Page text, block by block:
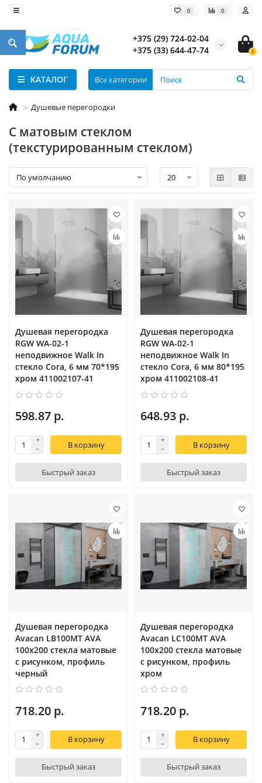
0 0
+375 (29) 724-02-04
+375 (33) 644-47-74
0
КАТАЛОГ Все категории
Душевые перегородки
С матовым стеклом
(текстурированным стеклом)
Душевая перегородка
RGW WA-02-1
неподвижное Walk In
cтекло Cora, 6 мм 70*195
xром 411002107-41
598.87 р.
В корзину
Быстрый заказ
Душевая перегородка
RGW WA-02-1
неподвижное Walk In
cтекло Cora, 6 мм 80*195
xром 411002108-41
648.93 р.
В корзину
Быстрый заказ
Душевая перегородка
Avacan LB100MT AVA
100x200 стекла матовые
с рисунком, профиль
черный
718.20 р.
В корзину
Быстрый заказ
Душевая перегородка
Avacan LC100MT AVA
100x200 стекла матовые
с рисунком, профиль
хром
718.20 р.
В корзину
Быстрый заказ